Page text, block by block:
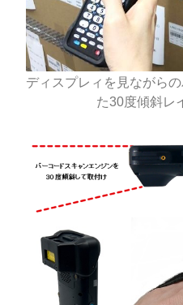
ディスプレィを見ながら
た30度傾斜レ